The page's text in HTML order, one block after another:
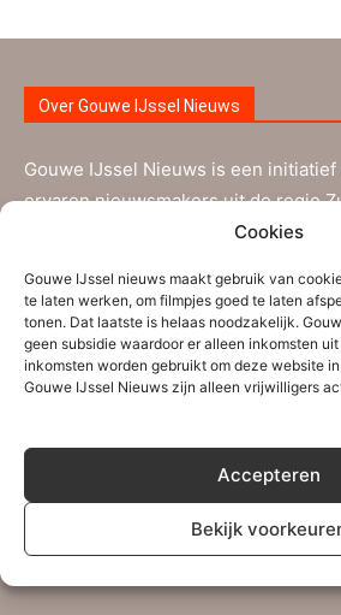
Cookies
Gouwe IJssel nieuws maakt gebruik van
te laten werken, om filmpjes goed te laten
tonen. Dat laatste is helaas noodzakelijk.
geen subsidie waardoor er alleen inkomsten
inkomsten worden gebruikt om deze website
Gouwe IJssel Nieuws zijn alleen vrijwilligers
Accepteren
Bekijk
Over Gouwe IJssel Nieuws
Gouwe IJssel Nieuws is een initiatief
ervaren nieuwsmakers uit de regio
Waddinxveen aangevuld met nieuwe
IJssel Nieuws brengt informatie die
Zuidplas, Waddinxveen en de nabije
Persberichten, (sport)verslagen en
redactie-adres
ingezonden brieven kan dit e-
Lees meer…